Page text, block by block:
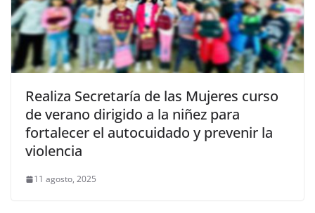
Realiza Secretaría de las Mujeres curso
de verano dirigido a la niñez para
fortalecer el autocuidado y prevenir la
violencia
11 agosto, 2025